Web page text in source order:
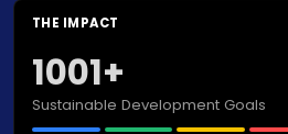
THE IMPACT
1001+
Sustainable Development Goals